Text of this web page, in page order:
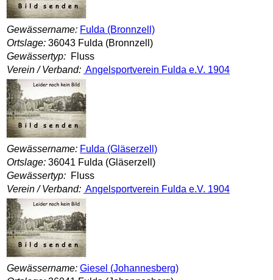
Gewässername: Fulda (Bronnzell)
Ortslage: 36043 Fulda (Bronnzell)
Gewässertyp: Fluss
Verein / Verband: Angelsportverein Fulda e.V. 1904
Gewässername: Fulda (Gläserzell)
Ortslage: 36041 Fulda (Gläserzell)
Gewässertyp: Fluss
Verein / Verband: Angelsportverein Fulda e.V. 1904
Gewässername: Giesel (Johannesberg)